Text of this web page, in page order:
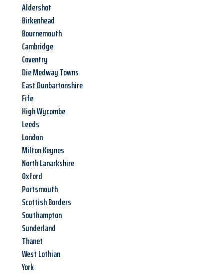
Aldershot
Birkenhead
Bournemouth
Cambridge
Coventry
Die Medway Towns
East Dunbartonshire
Fife
High Wycombe
Leeds
London
Milton Keynes
North Lanarkshire
Oxford
Portsmouth
Scottish Borders
Southampton
Sunderland
Thanet
West Lothian
York